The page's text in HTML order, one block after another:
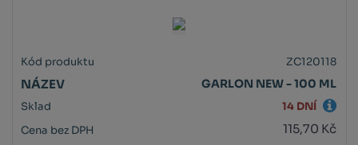
ZC120118
GARLON NEW - 100 ML
14 DNÍ
115,70 Kč